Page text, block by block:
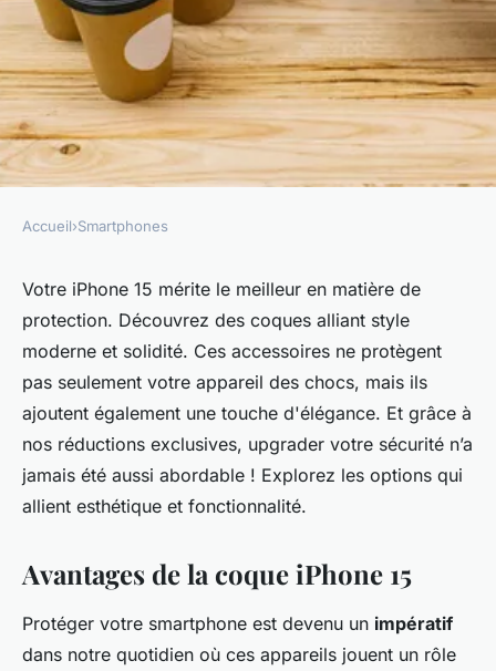
SMARTPHONES
Coque iphone 15 : protection
moderne avec réduction
exclusif !
admin•28 octobre 2024•6 min de lecture
Accueil›Smartphones
Votre iPhone 15 mérite le meilleur en matière de
protection. Découvrez des coques alliant style
moderne et solidité. Ces accessoires ne protègent
pas seulement votre appareil des chocs, mais ils
ajoutent également une touche d'élégance. Et grâce à
nos réductions exclusives, upgrader votre sécurité n’a
jamais été aussi abordable ! Explorez les options qui
allient esthétique et fonctionnalité.
Avantages de la coque iPhone 15
Protéger votre smartphone est devenu un impératif
dans notre quotidien où ces appareils jouent un rôle